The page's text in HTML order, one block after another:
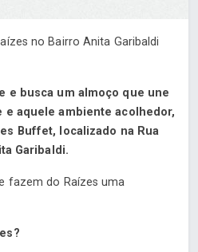
no Bairro Anita Garibaldi
e busca um almoço que une
e aquele ambiente acolhedor,
Buffet, localizado na Rua
Garibaldi.
fazem do Raízes uma